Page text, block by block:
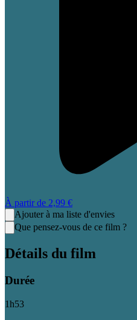
À partir de 2,99 €
Ajouter à ma liste d'envies
Que pensez-vous de ce film ?
Détails du film
Durée
1h53